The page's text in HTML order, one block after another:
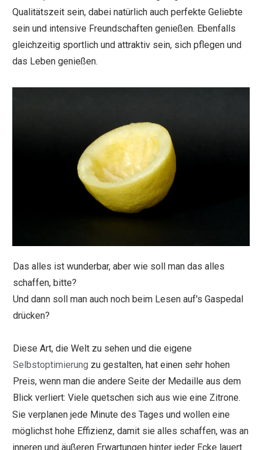
Qualitätszeit sein, dabei natürlich auch perfekte Geliebte
sein und intensive Freundschaften genießen. Ebenfalls
gleichzeitig sportlich und attraktiv sein, sich pflegen und
das Leben genießen.
Das alles ist wunderbar, aber wie soll man das alles
schaffen, bitte?
Und dann soll man auch noch beim Lesen auf's Gaspedal
drücken?
Diese Art, die Welt zu sehen und die eigene
Selbstoptimierung zu gestalten, hat einen sehr hohen
Preis, wenn man die andere Seite der Medaille aus dem
Blick verliert: Viele quetschen sich aus wie eine Zitrone.
Sie verplanen jede Minute des Tages und wollen eine
möglichst hohe Effizienz, damit sie alles schaffen, was an
inneren und äußeren Erwartungen hinter jeder Ecke lauert.